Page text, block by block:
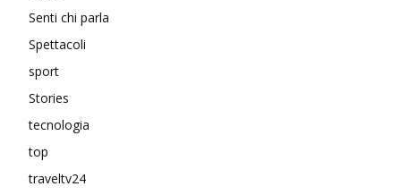
Senti chi parla
Spettacoli
sport
Stories
tecnologia
top
traveltv24